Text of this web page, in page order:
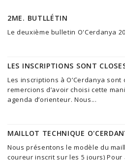
2ME. BUTLLÉTIN
Le deuxième bulletin O'Cerdanya
LES INSCRIPTIONS SONT
Les inscriptions à O’Cerdanya
remercions d’avoir choisi cette
agenda d’orienteur. Nous...
MAILLOT TECHNIQUE
Nous présentons le modèle du
coureur inscrit sur les 5 jours)